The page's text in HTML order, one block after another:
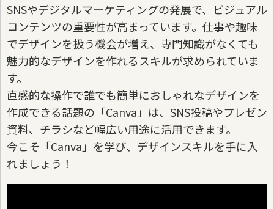
SNSやデジタルマーケティングの発展で、ビジュアル
コンテンツの重要性が高まっています。仕事や趣味
でデザインを扱う機会が増え、専門知識がなくても
魅力的なデザインを作れるスキルが求められていま
す。
直感的な操作で誰でも簡単におしゃれなデザインを
作成できる話題の「Canva」は、SNS投稿やプレゼン
資料、チラシなど幅広い用途に活用できます。
今こそ「Canva」を学び、デザインスキルを手に入
れましょう！